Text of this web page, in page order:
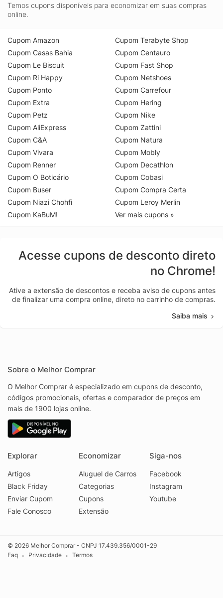
Temos cupons disponíveis para economizar em suas compras
online.
Cupom Amazon
Cupom Casas Bahia
Cupom Le Biscuit
Cupom Ri Happy
Cupom Ponto
Cupom Extra
Cupom Petz
Cupom AliExpress
Cupom C&A
Cupom Vivara
Cupom Renner
Cupom O Boticário
Cupom Buser
Cupom Niazi Chohfi
Cupom KaBuM!
Cupom Terabyte Shop
Cupom Centauro
Cupom Fast Shop
Cupom Netshoes
Cupom Carrefour
Cupom Hering
Cupom Nike
Cupom Zattini
Cupom Natura
Cupom Mobly
Cupom Decathlon
Cupom Cobasi
Cupom Compra Certa
Cupom Leroy Merlin
Ver mais cupons »
Acesse cupons de desconto direto
no Chrome!
Ative a extensão de descontos e receba aviso de cupons antes
de finalizar uma compra online, direto no carrinho de compras.
Saiba mais
Sobre o Melhor Comprar
O Melhor Comprar é especializado em cupons de desconto,
códigos promocionais, ofertas e comparador de preços em
mais de 1900 lojas online.
Explorar
Artigos
Black Friday
Enviar Cupom
Fale Conosco
Economizar
Aluguel de Carros
Categorias
Cupons
Extensão
Siga-nos
Facebook
Instagram
Youtube
© 2026 Melhor Comprar - CNPJ 17.439.356/0001-29
Faq
• Privacidade • Termos